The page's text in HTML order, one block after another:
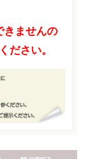
きませんの
ださい。